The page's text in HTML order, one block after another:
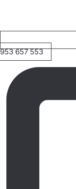
953 657 553